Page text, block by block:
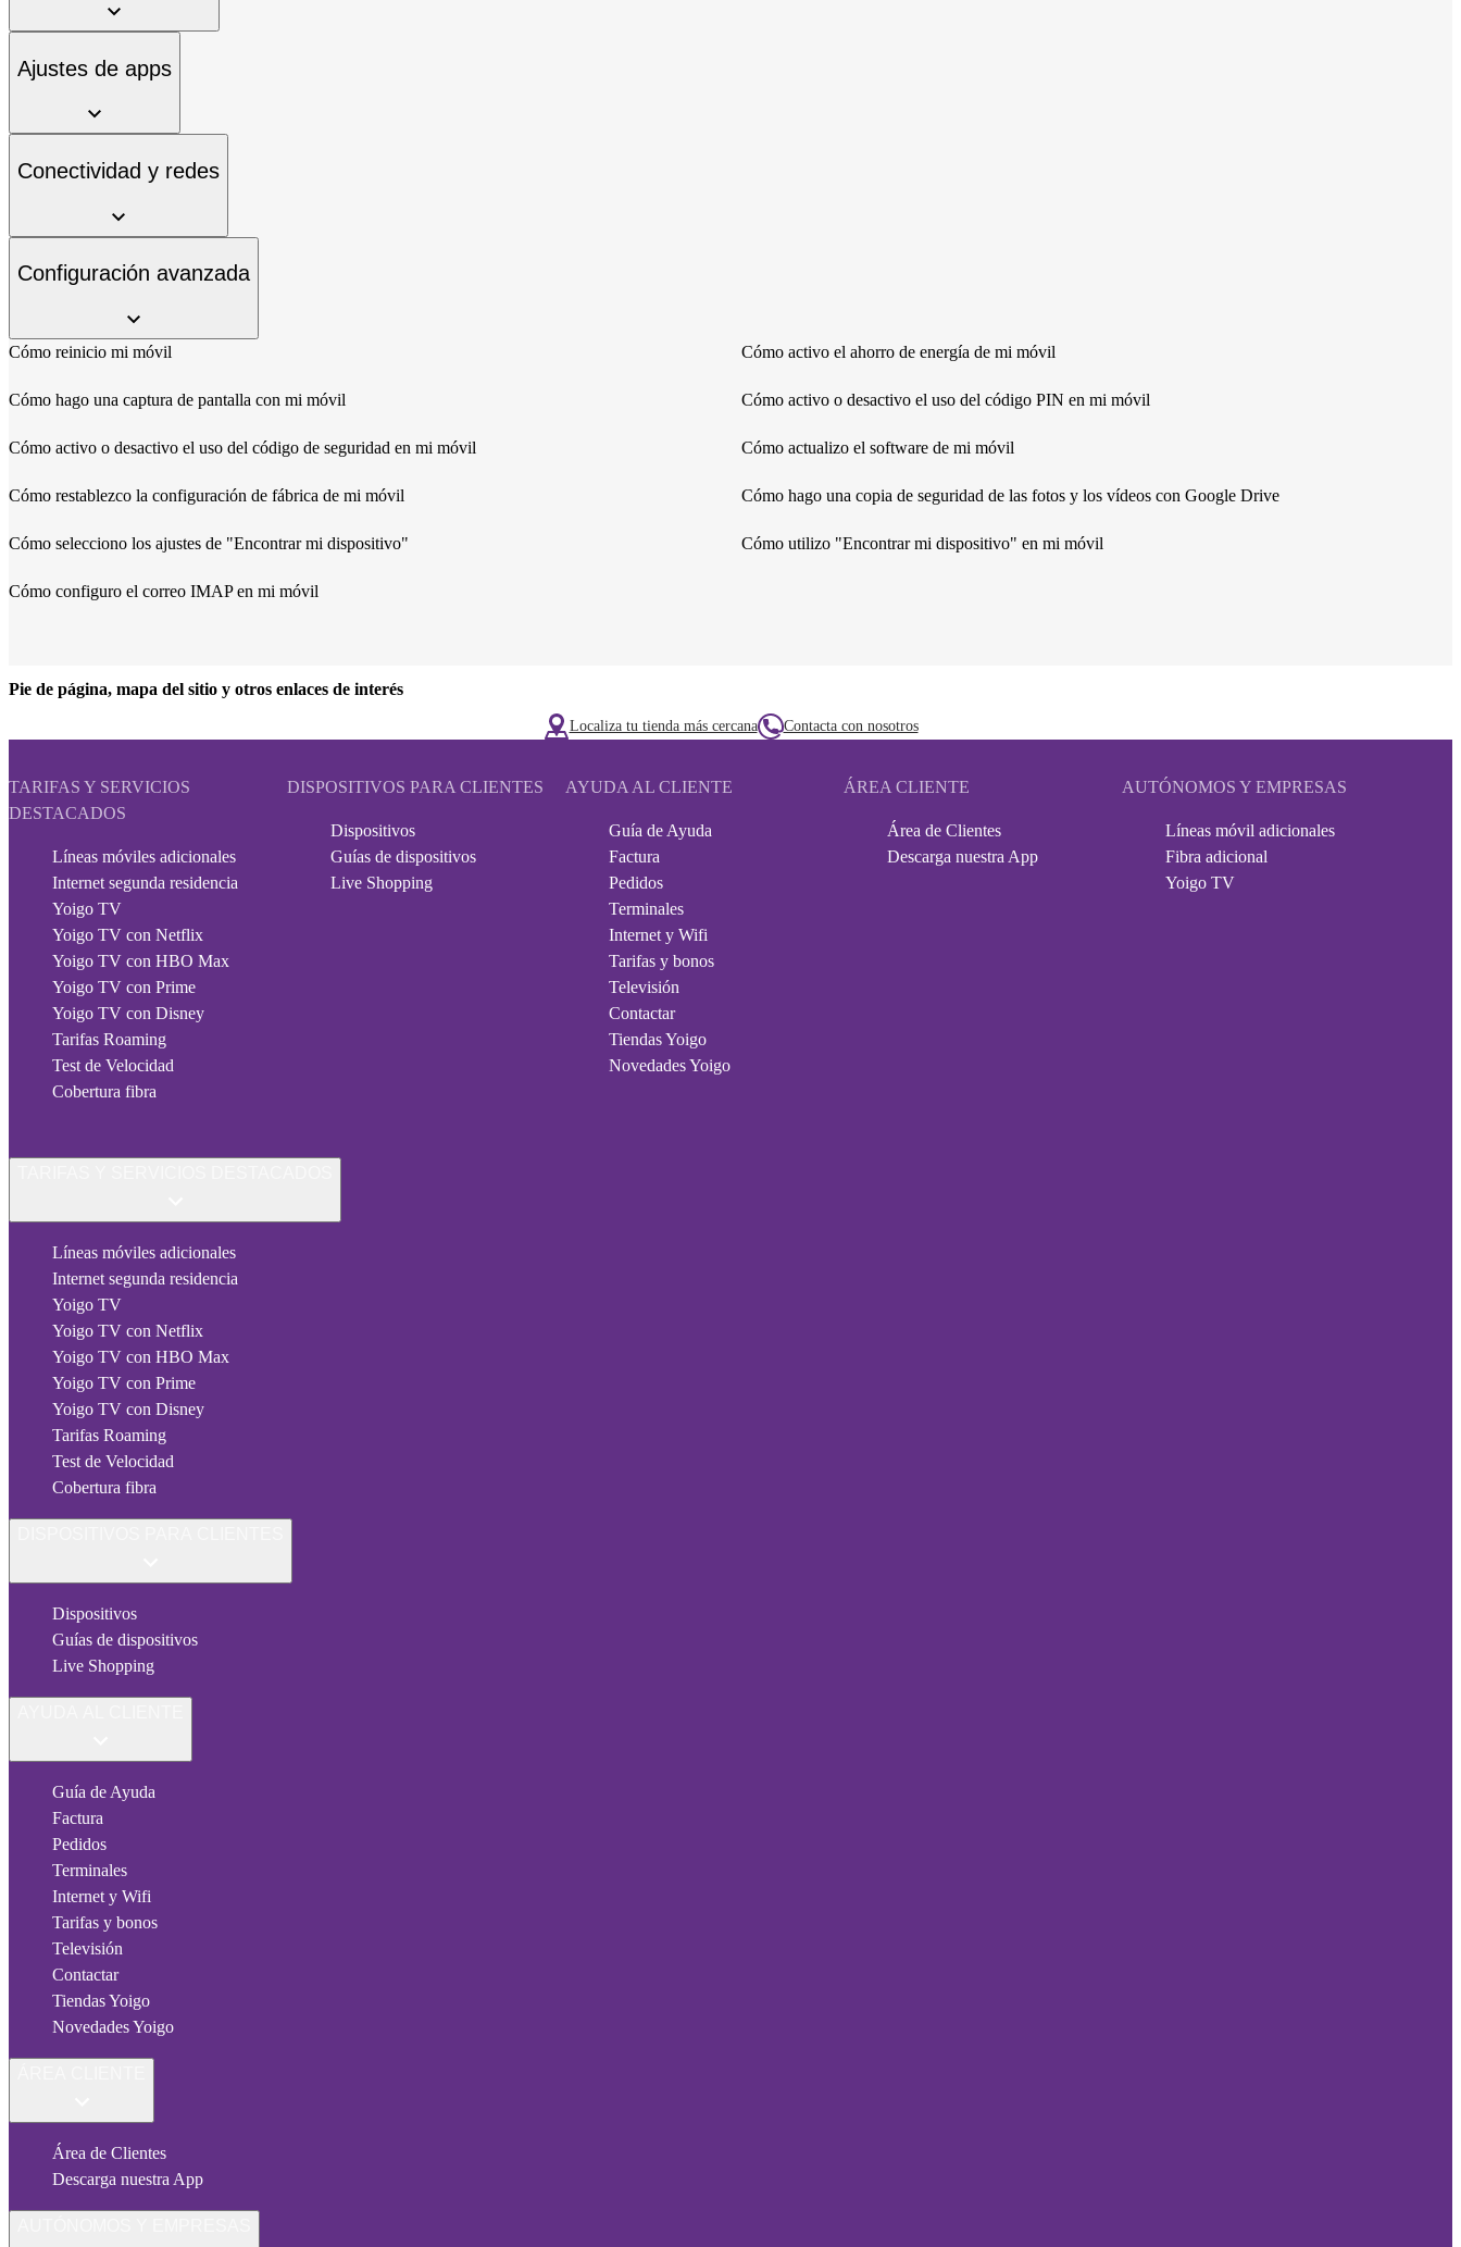
Ajustes de apps
Conectividad y redes
Configuración avanzada
Cómo reinicio mi móvil Cómo activo el ahorro de energía de mi móvil
Cómo hago una captura de pantalla con mi móvil Cómo activo o desactivo el uso del código PIN en mi móvil
Cómo activo o desactivo el uso del código de seguridad en mi móvil Cómo actualizo el software de mi móvil
Cómo restablezco la configuración de fábrica de mi móvil Cómo hago una copia de seguridad de las fotos y los vídeos con Google Drive
Cómo selecciono los ajustes de "Encontrar mi dispositivo" Cómo utilizo "Encontrar mi dispositivo" en mi móvil
Cómo configuro el correo IMAP en mi móvil
Pie de página, mapa del sitio y otros enlaces de interés
Localiza tu tienda más cercana Contacta con nosotros
TARIFAS Y SERVICIOS
DESTACADOS
Líneas móviles adicionales
Internet segunda residencia
Yoigo TV
Yoigo TV con Netflix
Yoigo TV con HBO Max
Yoigo TV con Prime
Yoigo TV con Disney
Tarifas Roaming
Test de Velocidad
Cobertura fibra
DISPOSITIVOS PARA CLIENTES
Dispositivos
Guías de dispositivos
Live Shopping
AYUDA AL CLIENTE
Guía de Ayuda
Factura
Pedidos
Terminales
Internet y Wifi
Tarifas y bonos
Televisión
Contactar
Tiendas Yoigo
Novedades Yoigo
ÁREA CLIENTE
Área de Clientes
Descarga nuestra App
AUTÓNOMOS Y EMPRESAS
Líneas móvil adicionales
Fibra adicional
Yoigo TV
Líneas móviles adicionales
Internet segunda residencia
Yoigo TV
Yoigo TV con Netflix
Yoigo TV con HBO Max
Yoigo TV con Prime
Yoigo TV con Disney
Tarifas Roaming
Test de Velocidad
Cobertura fibra
Dispositivos
Guías de dispositivos
Live Shopping
Guía de Ayuda
Factura
Pedidos
Terminales
Internet y Wifi
Tarifas y bonos
Televisión
Contactar
Tiendas Yoigo
Novedades Yoigo
Área de Clientes
Descarga nuestra App